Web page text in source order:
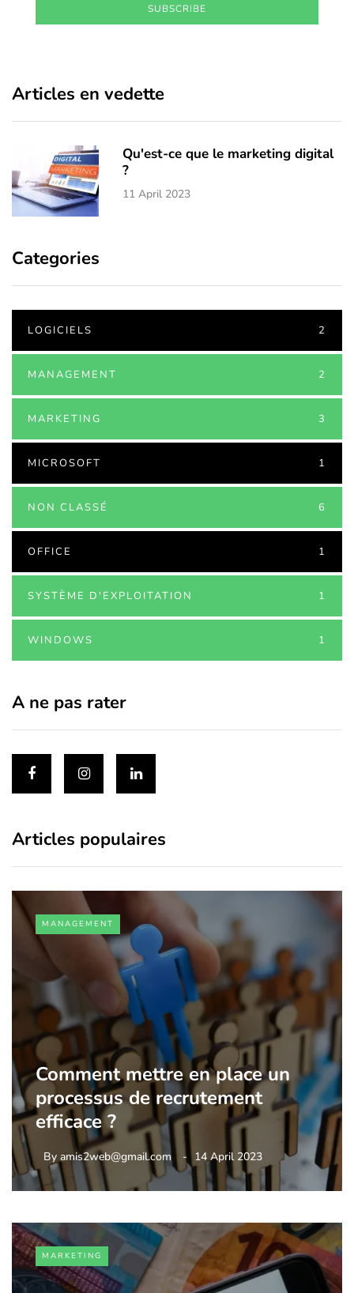
SUBSCRIBE
Articles en vedette
Qu'est-ce que le marketing digital
?
11 April 2023
Categories
LOGICIELS 2
MANAGEMENT 2
MARKETING 3
MICROSOFT 1
NON CLASSÉ 6
OFFICE 1
SYSTÈME D'EXPLOITATION 1
WINDOWS 1
A ne pas rater
Articles populaires
MANAGEMENT
Comment mettre en place un
processus de recrutement
efficace ?
By amis2web@gmail.com 14 April 2023
MARKETING